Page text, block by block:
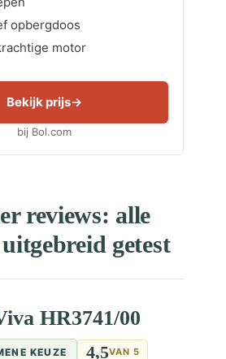
opbergdoos
motor
Bekijk prijs
bij Bol.com
reviews: alle
getest
HR3741/00
KEUZE 4,5VAN 5